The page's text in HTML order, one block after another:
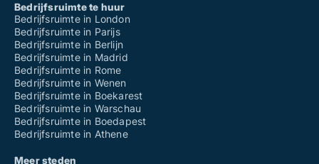
Bedrijfsruimte te huur
Bedrijfsruimte in London
Bedrijfsruimte in Parijs
Bedrijfsruimte in Berlijn
Bedrijfsruimte in Madrid
Bedrijfsruimte in Rome
Bedrijfsruimte in Wenen
Bedrijfsruimte in Boekarest
Bedrijfsruimte in Warschau
Bedrijfsruimte in Boedapest
Bedrijfsruimte in Athene
Meer steden